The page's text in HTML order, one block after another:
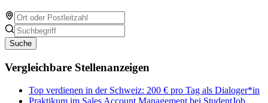
Suche
Vergleichbare Stellenanzeigen
Top verdienen in der Schweiz: 200 € pro Tag als Dialoger*in